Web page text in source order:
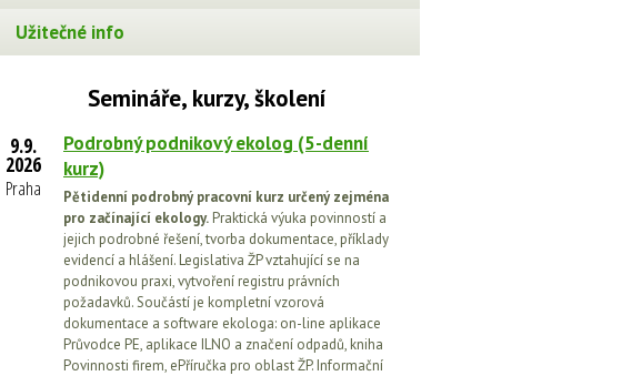
Užitečné info
Semináře, kurzy, školení
9.9.
2026
Praha
Podrobný podnikový ekolog (5-denní
kurz)
Pětidenní podrobný pracovní kurz určený zejména
pro začínající ekology. Praktická výuka povinností a
jejich podrobné řešení, tvorba dokumentace, příklady
evidencí a hlášení. Legislativa ŽP vztahující se na
podnikovou praxi, vytvoření registru právních
požadavků. Součástí je kompletní vzorová
dokumentace a software ekologa: on-line aplikace
Průvodce PE, aplikace ILNO a značení odpadů, kniha
Povinnosti firem, ePříručka pro oblast ŽP. Informační